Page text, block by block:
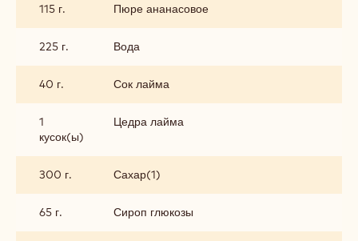
ЛАЙМ
115 г. Пюре ананасовое
225 г. Вода
40 г. Сок лайма
1
кусок(ы)
Цедра лайма
300 г. Сахар(1)
65 г. Сироп глюкозы